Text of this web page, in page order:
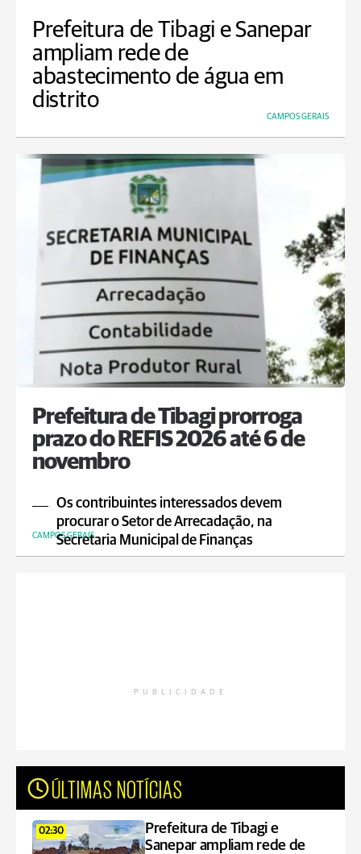
Prefeitura de Tibagi e Sanepar
ampliam rede de
abastecimento de água em
distrito
CAMPOS GERAIS
Prefeitura de Tibagi prorroga
prazo do REFIS 2026 até 6 de
novembro
Os contribuintes interessados devem
procurar o Setor de Arrecadação, na
Secretaria Municipal de Finanças
CAMPOS GERAIS
PUBLICIDADE
ÚLTIMAS NOTÍCIAS
02:30
Prefeitura de Tibagi e
Sanepar ampliam rede de